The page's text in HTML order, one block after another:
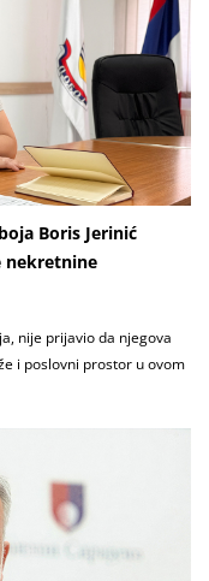
Boris Jerinić
nekretnine
nije prijavio da njegova
i poslovni prostor u ovom